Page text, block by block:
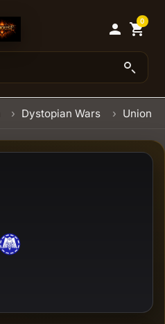
 shopping_cart
0
Dystopian Wars Union